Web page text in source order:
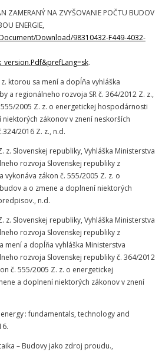
NA ZVYŠOVANIE POČTU BUDOV
ENERGIE,
Download/98310432-F449-4032-
.
ktorou sa mení a dopĺňa vyhláška
a regionálneho rozvoja SR č. 364/2012 Z. z.,
2005 Z. z. o energetickej hospodárnosti
zákonov v znení neskorších
2016 Z. z., n.d.
Slovenskej republiky, Vyhláška Ministerstva
rozvoja Slovenskej republiky z
zákon č. 555/2005 Z. z. o
a o zmene a doplnení niektorých
n.d.
Slovenskej republiky, Vyhláška Ministerstva
rozvoja Slovenskej republiky z
mení a dopĺňa vyhláška Ministerstva
rozvoja Slovenskej republiky č. 364/2012
č. 555/2005 Z. z. o energetickej
a doplnení niektorých zákonov v znení
: fundamentals, technology and
– Budovy jako zdroj proudu.,